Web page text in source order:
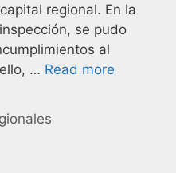
regional. En la
se pudo
al
… Read more